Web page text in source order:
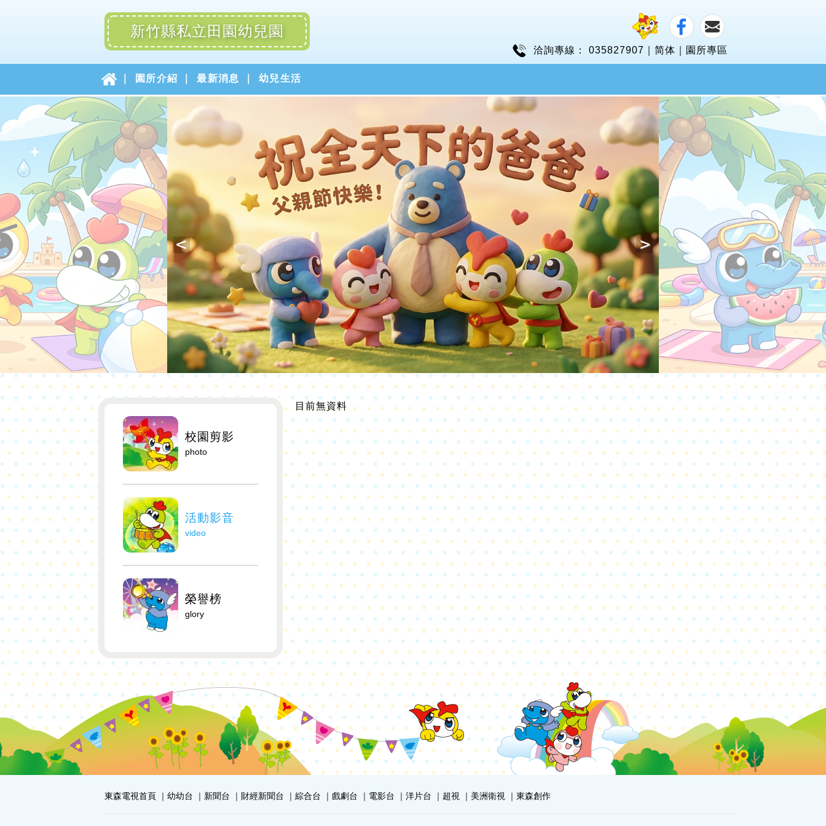
新竹縣私立田園幼兒園
洽詢專線： 035827907 简体 園所專區
園所介紹 最新消息 幼兒生活
校園剪影
photo
活動影音
video
榮譽榜
glory
目前無資料
東森電視首頁 幼幼台 新聞台 財經新聞台 綜合台 戲劇台 電影台 洋片台 超視 美洲衛視 東森創作